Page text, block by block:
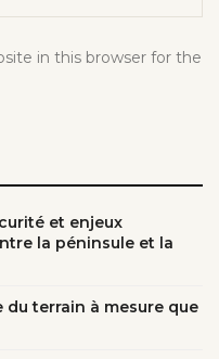
in this browser for the
et enjeux
la péninsule et la
du terrain à mesure que